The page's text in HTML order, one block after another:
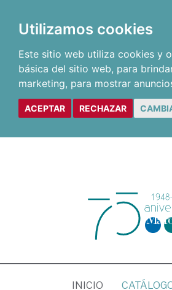
Utilizamos cookies
Este sitio web utiliza cookies y
básica del sitio web, para
marketing, para mostrar
ACEPTAR RECHAZAR
INICIO (CURRENT)